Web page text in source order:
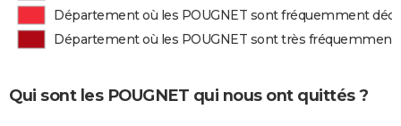
Département où les POUGNET sont fréquemment
Département où les POUGNET sont très fréquemment
Qui sont les POUGNET qui nous ont quittés ?